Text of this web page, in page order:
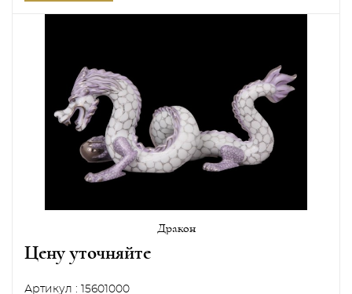
Дракон
Цену уточняйте
Артикул : 15601000